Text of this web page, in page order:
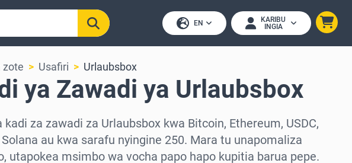
EN
KARIBU
INGIA
zote Usafiri Urlaubsbox
ya Zawadi ya Urlaubsbox
kadi za zawadi za Urlaubsbox kwa Bitcoin, Ethereum, USDC,
Solana au kwa sarafu nyingine 250. Mara tu unapomaliza
utapokea msimbo wa vocha papo hapo kupitia barua pepe.